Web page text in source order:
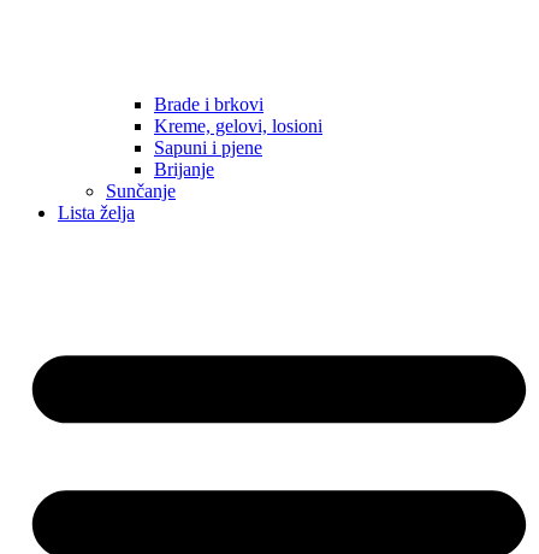
Brade i brkovi
Kreme, gelovi, losioni
Sapuni i pjene
Brijanje
Sunčanje
Lista želja